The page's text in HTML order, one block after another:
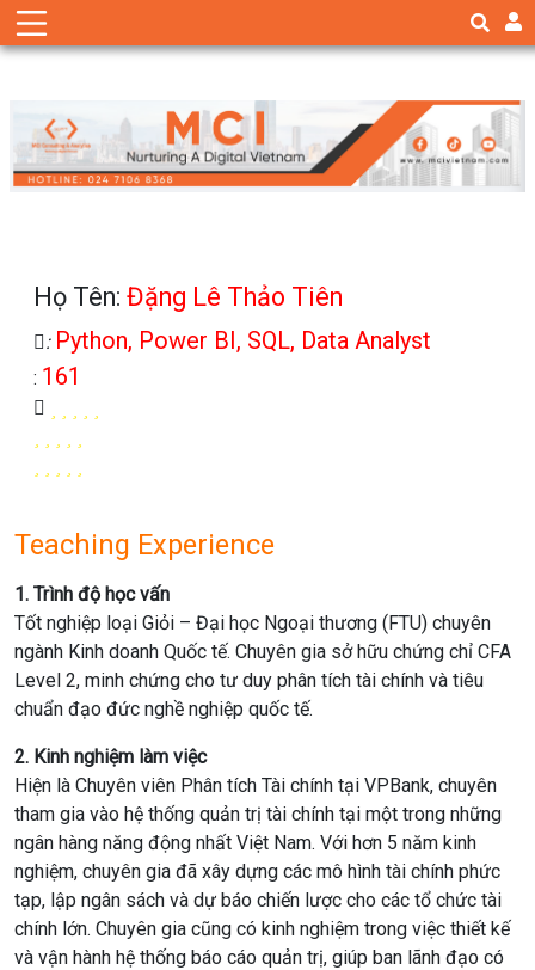
Họ Tên: Đặng Lê Thảo Tiên
: Python, Power BI, SQL, Data Analyst
: 161
Teaching Experience
1. Trình độ học vấn
Tốt nghiệp loại Giỏi – Đại học Ngoại thương (FTU) chuyên
ngành Kinh doanh Quốc tế. Chuyên gia sở hữu chứng chỉ CFA
Level 2, minh chứng cho tư duy phân tích tài chính và tiêu
chuẩn đạo đức nghề nghiệp quốc tế.
2. Kinh nghiệm làm việc
Hiện là Chuyên viên Phân tích Tài chính tại VPBank, chuyên
tham gia vào hệ thống quản trị tài chính tại một trong những
ngân hàng năng động nhất Việt Nam. Với hơn 5 năm kinh
nghiệm, chuyên gia đã xây dựng các mô hình tài chính phức
tạp, lập ngân sách và dự báo chiến lược cho các tổ chức tài
chính lớn. Chuyên gia cũng có kinh nghiệm trong việc thiết kế
và vận hành hệ thống báo cáo quản trị, giúp ban lãnh đạo có